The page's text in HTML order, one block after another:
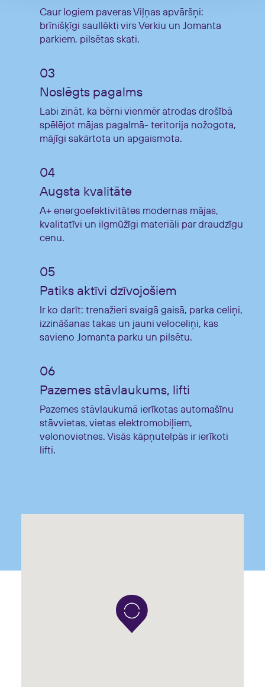
Caur logiem paveras Viļņas apvāršņi:
brīnišķīgi saullēkti virs Verkiu un Jomanta
parkiem, pilsētas skati.
Noslēgts pagalms
Labi zināt, ka bērni vienmēr atrodas drošībā
spēlējot mājas pagalmā- teritorija nožogota,
mājīgi sakārtota un apgaismota.
Augsta kvalitāte
A+ energoefektivitātes modernas mājas,
kvalitatīvi un ilgmūžīgi materiāli par draudzīgu
cenu.
Patiks aktīvi dzīvojošiem
Ir ko darīt: trenažieri svaigā gaisā, parka celiņi,
izzināšanas takas un jauni veloceliņi, kas
savieno Jomanta parku un pilsētu.
Pazemes stāvlaukums, lifti
Pazemes stāvlaukumā ierīkotas automašīnu
stāvvietas, vietas elektromobiļiem,
velonovietnes. Visās kāpņutelpās ir ierīkoti
lifti.